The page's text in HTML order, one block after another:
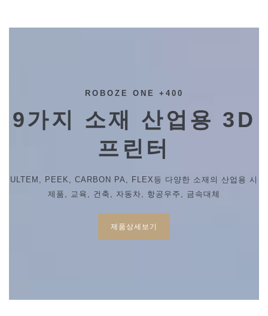
ROBOZE ONE +400
9가지 소재 산업용 3D
프린터
ULTEM, PEEK, CARBON PA, FLEX등 다양한 소재의 산업용 시
제품, 교육, 건축, 자동차, 항공우주, 금속대체
제품상세보기